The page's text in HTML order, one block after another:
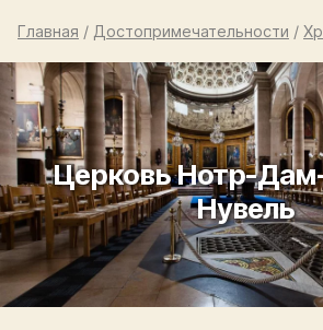
Главная / Достопримечательности /
Церковь Нотр-
Нувель